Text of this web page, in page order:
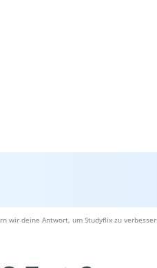
wir deine Antwort, um Studyflix zu